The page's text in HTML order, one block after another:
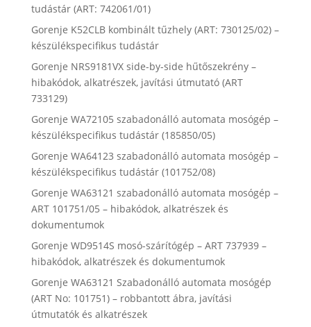
tudástár (ART: 742061/01)
Gorenje K52CLB kombinált tűzhely (ART: 730125/02) –
készülékspecifikus tudástár
Gorenje NRS9181VX side-by-side hűtőszekrény –
hibakódok, alkatrészek, javítási útmutató (ART
733129)
Gorenje WA72105 szabadonálló automata mosógép –
készülékspecifikus tudástár (185850/05)
Gorenje WA64123 szabadonálló automata mosógép –
készülékspecifikus tudástár (101752/08)
Gorenje WA63121 szabadonálló automata mosógép –
ART 101751/05 – hibakódok, alkatrészek és
dokumentumok
Gorenje WD9514S mosó-szárítógép – ART 737939 –
hibakódok, alkatrészek és dokumentumok
Gorenje WA63121 Szabadonálló automata mosógép
(ART No: 101751) – robbantott ábra, javítási
útmutatók és alkatrészek